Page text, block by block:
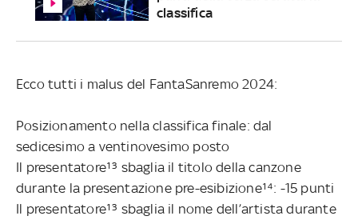
classifica
Ecco tutti i malus del FantaSanremo 2024:
Posizionamento nella classifica finale: dal
sedicesimo a ventinovesimo posto
Il presentatore¹³ sbaglia il titolo della canzone
durante la presentazione pre-esibizione¹⁴: -15 punti
Il presentatore¹³ sbaglia il nome dell’artista durante